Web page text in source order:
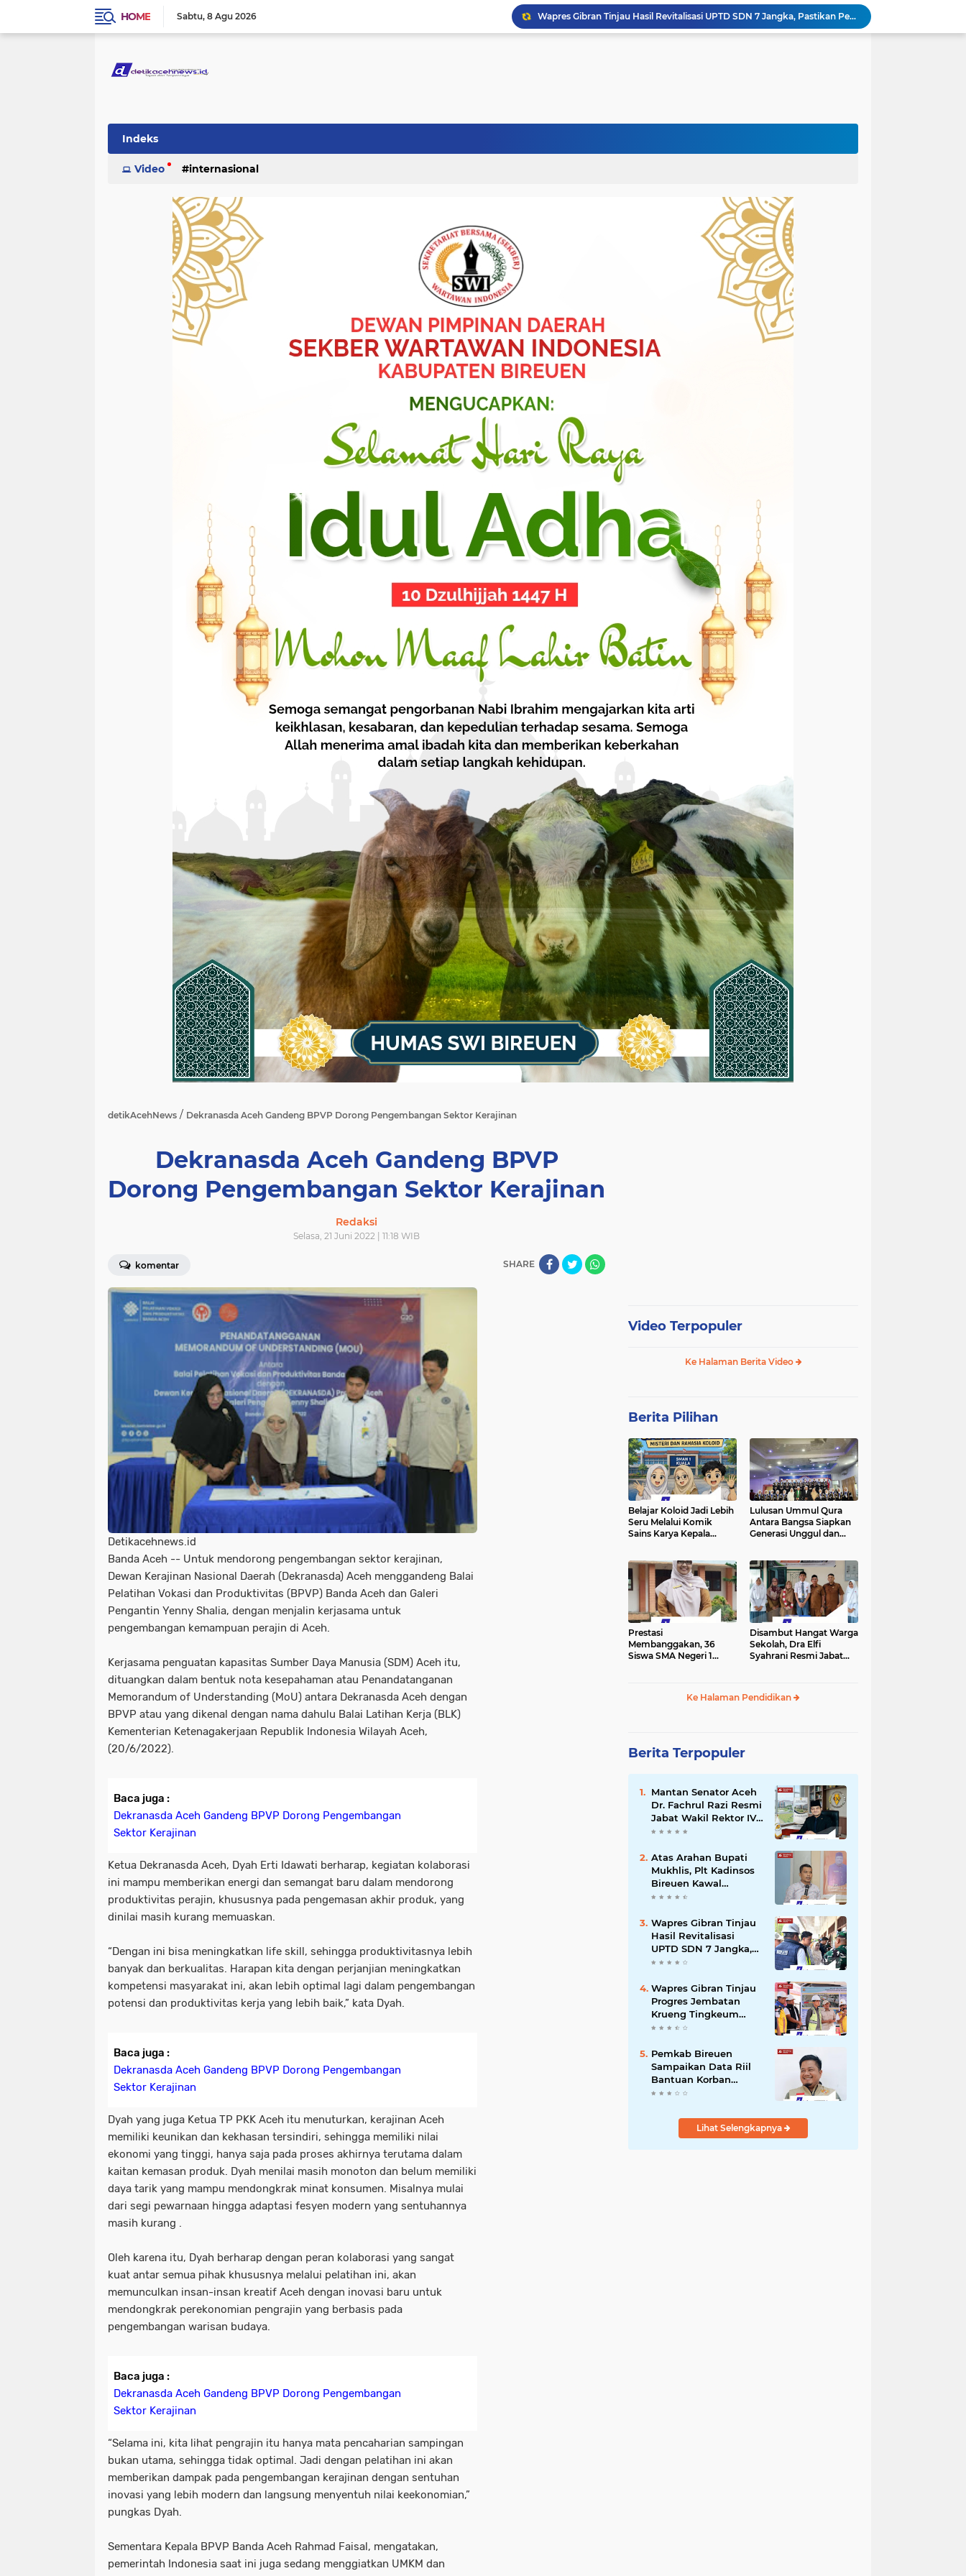
HOME Sabtu 8 Agu 2026
Wapres Gibran Tinjau Hasil Revitalisasi UPTD SDN 7 Jangka, Pastikan Pemulihan Pendidikan Pascabencana Berjalan Optimal
Mantan Senator Aceh Dr. Fachrul Razi Resmi Jabat Wakil Rektor IV Universitas Kartamulia Purwakarta
Pemkab Bireuen Sampaikan Data Riil Bantuan Korban Banjir, Tanggapi Aduan Warga kepada Wapres
Indeks
Video internasional
detikAcehNews / Dekranasda Aceh Gandeng BPVP Dorong Pengembangan Sektor Kerajinan
Dekranasda Aceh Gandeng BPVP
Dorong Pengembangan Sektor Kerajinan
Redaksi
Selasa, 21 Juni 2022 | 11:18 WIB
komentar SHARE
Detikacehnews.id
Banda Aceh -- Untuk mendorong pengembangan sektor kerajinan,
Dewan Kerajinan Nasional Daerah (Dekranasda) Aceh menggandeng Balai
Pelatihan Vokasi dan Produktivitas (BPVP) Banda Aceh dan Galeri
Pengantin Yenny Shalia, dengan menjalin kerjasama untuk
pengembangan kemampuan perajin di Aceh.
Kerjasama penguatan kapasitas Sumber Daya Manusia (SDM) Aceh itu,
dituangkan dalam bentuk nota kesepahaman atau Penandatanganan
Memorandum of Understanding (MoU) antara Dekranasda Aceh dengan
BPVP atau yang dikenal dengan nama dahulu Balai Latihan Kerja (BLK)
Kementerian Ketenagakerjaan Republik Indonesia Wilayah Aceh,
(20/6/2022).
Baca juga :
Dekranasda Aceh Gandeng BPVP Dorong Pengembangan
Sektor Kerajinan
Ketua Dekranasda Aceh, Dyah Erti Idawati berharap, kegiatan kolaborasi
ini mampu memberikan energi dan semangat baru dalam mendorong
produktivitas perajin, khususnya pada pengemasan akhir produk, yang
dinilai masih kurang memuaskan.
“Dengan ini bisa meningkatkan life skill, sehingga produktivitasnya lebih
banyak dan berkualitas. Harapan kita dengan perjanjian meningkatkan
kompetensi masyarakat ini, akan lebih optimal lagi dalam pengembangan
potensi dan produktivitas kerja yang lebih baik,” kata Dyah.
Baca juga :
Dekranasda Aceh Gandeng BPVP Dorong Pengembangan
Sektor Kerajinan
Dyah yang juga Ketua TP PKK Aceh itu menuturkan, kerajinan Aceh
memiliki keunikan dan kekhasan tersindiri, sehingga memiliki nilai
ekonomi yang tinggi, hanya saja pada proses akhirnya terutama dalam
kaitan kemasan produk. Dyah menilai masih monoton dan belum memiliki
daya tarik yang mampu mendongkrak minat konsumen. Misalnya mulai
dari segi pewarnaan hingga adaptasi fesyen modern yang sentuhannya
masih kurang .
Oleh karena itu, Dyah berharap dengan peran kolaborasi yang sangat
kuat antar semua pihak khususnya melalui pelatihan ini, akan
memunculkan insan-insan kreatif Aceh dengan inovasi baru untuk
mendongkrak perekonomian pengrajin yang berbasis pada
pengembangan warisan budaya.
Baca juga :
Dekranasda Aceh Gandeng BPVP Dorong Pengembangan
Sektor Kerajinan
“Selama ini, kita lihat pengrajin itu hanya mata pencaharian sampingan
bukan utama, sehingga tidak optimal. Jadi dengan pelatihan ini akan
memberikan dampak pada pengembangan kerajinan dengan sentuhan
inovasi yang lebih modern dan langsung menyentuh nilai keekonomian,”
pungkas Dyah.
Sementara Kepala BPVP Banda Aceh Rahmad Faisal, mengatakan,
pemerintah Indonesia saat ini juga sedang menggiatkan UMKM dan
Video Terpopuler
Ke Halaman Berita Video
Berita Pilihan
Belajar Koloid Jadi Lebih
Seru Melalui Komik
Sains Karya Kepala
Lulusan Ummul Qura
Antara Bangsa Siapkan
Generasi Unggul dan
Prestasi
Membanggakan, 36
Siswa SMA Negeri 1
Disambut Hangat Warga
Sekolah, Dra Elfi
Syahrani Resmi Jabat
Ke Halaman Pendidikan
Berita Terpopuler
Mantan Senator Aceh
Dr. Fachrul Razi Resmi
Jabat Wakil Rektor IV
Universitas Kartamulia
Atas Arahan Bupati
Mukhlis, Plt Kadinsos
Bireuen Kawal
Percepatan
Intens Berkoordinasi
dengan Kemensos
Wapres Gibran Tinjau
Hasil Revitalisasi
UPTD SDN 7 Jangka,
Pastikan Pemulihan
Pascabencana
Berjalan Optimal
Wapres Gibran Tinjau
Progres Jembatan
Krueng Tingkeum
Kuta Blang
Pemkab Bireuen
Sampaikan Data Riil
Bantuan Korban
Banjir, Tanggapi
Wapres
Lihat Selengkapnya